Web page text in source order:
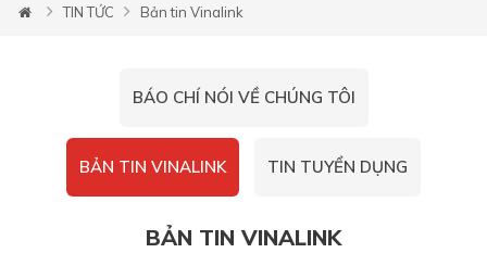
TIN TỨC Bản tin Vinalink
BÁO CHÍ NÓI VỀ CHÚNG TÔI
BẢN TIN VINALINK TIN TUYỂN DỤNG
BẢN TIN VINALINK